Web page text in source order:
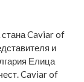
стана Caviar of
и
Елица
Caviar of